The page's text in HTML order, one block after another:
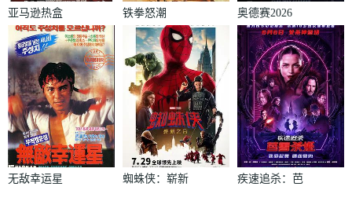
亚马逊热盒 铁拳怒潮 奥德赛2026
无敌幸运星
蜘蛛侠：崭新
疾速追杀：芭